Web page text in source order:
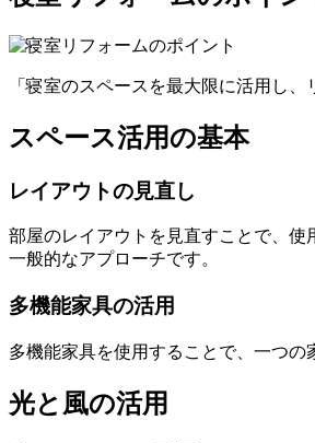
「寝室のスペースを最大限に活用し
スペース活用の基本
レイアウトの見直し
部屋のレイアウトを見直すことで、
一般的なアプローチです。
多機能家具の活用
多機能家具を使用することで、一つ
光と風の活用